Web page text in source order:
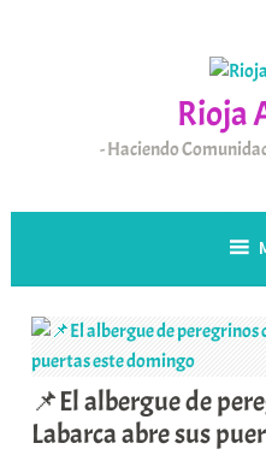
Rioja
Haciendo
📌El albergue de
Labarca abre sus